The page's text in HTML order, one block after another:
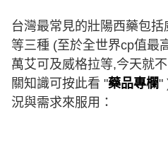
台灣最常見的壯陽西藥包
等三種 (至於全世界cp值最
萬艾可及威格拉等,今天就
關知識可按此看 "藥品專欄"
況與需求來服用：